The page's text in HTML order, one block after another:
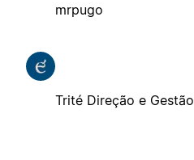
mrpugo
Trité Direção e Gestão